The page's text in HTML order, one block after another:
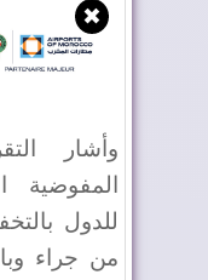
✖
وأشار
المفوضية
للدول
من جراء